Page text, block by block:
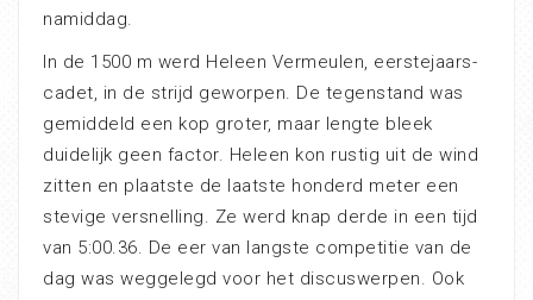
namiddag.
In de 1500 m werd Heleen Vermeulen, eerstejaars-
cadet, in de strijd geworpen. De tegenstand was
gemiddeld een kop groter, maar lengte bleek
duidelijk geen factor. Heleen kon rustig uit de wind
zitten en plaatste de laatste honderd meter een
stevige versnelling. Ze werd knap derde in een tijd
van 5:00.36. De eer van langste competitie van de
dag was weggelegd voor het discuswerpen. Ook